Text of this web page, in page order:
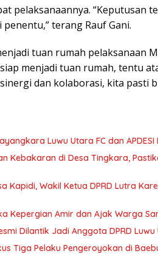
pelaksanaannya. “Keputusan
terang Rauf Gani.
tuan rumah pelaksanaan
menjadi tuan rumah, tentu
dan kolaborasi, kita pasti
Luwu Utara FC dan
Kebakaran di Desa Tingkara,
Kapidi, Wakil Ketua DPRD Lutra
Kepergian Amir dan Ajak Warga
Dilantik Jadi Anggota DPRD Luwu
Tiga Pelaku Pengeroyokan di